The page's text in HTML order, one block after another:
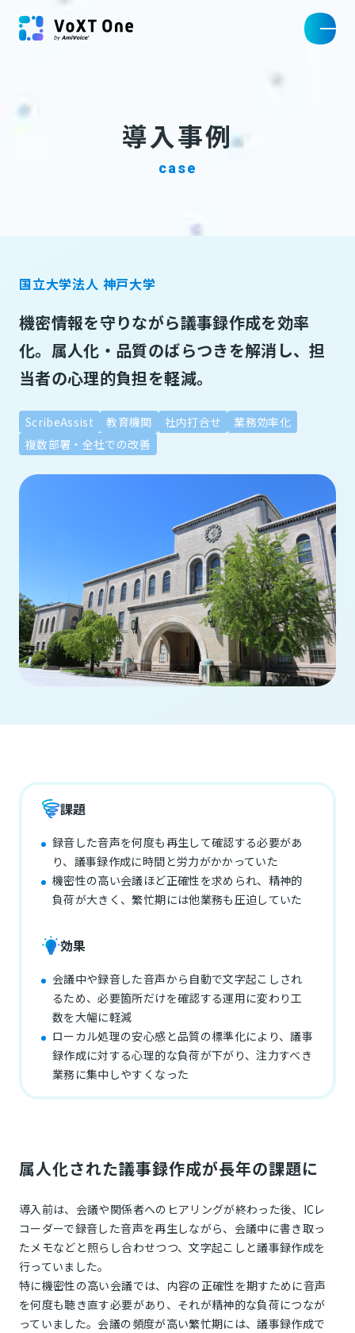
導入事例
case
国立大学法人 神戸大学
機密情報を守りながら議事録作成を効率
化。属人化・品質のばらつきを解消し、担
当者の心理的負担を軽減。
ScribeAssist 教育機関 社内打合せ
業務効率化
複数部署・全社での改善
課題
録音した音声を何度も再生して確認する必要があ
り、議事録作成に時間と労力がかかっていた
機密性の高い会議ほど正確性を求められ、精神的
負荷が大きく、繁忙期には他業務も圧迫していた
効果
会議中や録音した音声から自動で文字起こしされ
るため、必要箇所だけを確認する運用に変わり工
数を大幅に軽減
ローカル処理の安心感と品質の標準化により、議事
録作成に対する心理的な負荷が下がり、注力すべき
業務に集中しやすくなった
属人化された議事録作成が長年の課題に
導入前は、会議や関係者へのヒアリングが終わった後、ICレ
コーダーで録音した音声を再生しながら、会議中に書き取っ
たメモなどと照らし合わせつつ、文字起こしと議事録作成を
行っていました。
特に機密性の高い会議では、内容の正確性を期すために音声
を何度も聴き直す必要があり、それが精神的な負荷につなが
っていました。会議の頻度が高い繁忙期には、議事録作成で